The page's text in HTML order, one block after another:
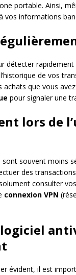
portable. Ainsi,
vos informations
détecter
de vos
que vous
pour signaler une
lors de
sont souvent moins
des
consulter
connexion VPN
évident, il est